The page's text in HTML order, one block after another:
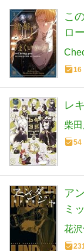
こ
ロ
16
レ
柴
54
ア
ミ
花